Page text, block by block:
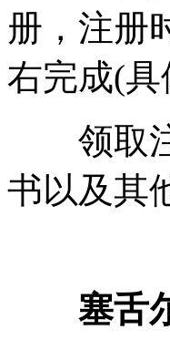
册，注册
右完成(
领取注
书以及其
塞舌尔